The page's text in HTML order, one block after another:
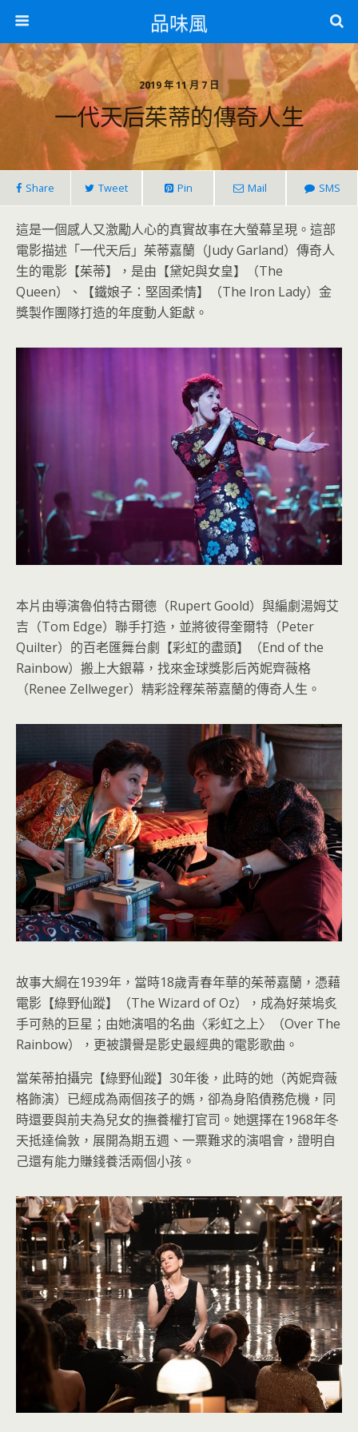
品味風
2019 年 11 月 7 日
一代天后茱蒂的傳奇人生
Share Tweet Pin Mail SMS
這是一個感人又激勵人心的真實故事在大螢幕呈現。這部
電影描述「一代天后」茱蒂嘉蘭（Judy Garland）傳奇人
生的電影【茱蒂】，是由【黛妃與女皇】（The
Queen）、【鐵娘子：堅固柔情】（The Iron Lady）金
獎製作團隊打造的年度動人鉅獻。
本片由導演魯伯特古爾德（Rupert Goold）與編劇湯姆艾
吉（Tom Edge）聯手打造，並將彼得奎爾特（Peter
Quilter）的百老匯舞台劇【彩虹的盡頭】（End of the
Rainbow）搬上大銀幕，找來金球獎影后芮妮齊薇格
（Renee Zellweger）精彩詮釋茱蒂嘉蘭的傳奇人生。
故事大綱在1939年，當時18歲青春年華的茱蒂嘉蘭，憑藉
電影【綠野仙蹤】（The Wizard of Oz），成為好萊塢炙
手可熱的巨星；由她演唱的名曲〈彩虹之上〉（Over The
Rainbow），更被讚譽是影史最經典的電影歌曲。
當茱蒂拍攝完【綠野仙蹤】30年後，此時的她（芮妮齊薇
格飾演）已經成為兩個孩子的媽，卻為身陷債務危機，同
時還要與前夫為兒女的撫養權打官司。她選擇在1968年冬
天抵達倫敦，展開為期五週、一票難求的演唱會，證明自
己還有能力賺錢養活兩個小孩。